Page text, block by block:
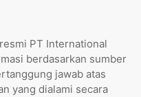
PT International
berdasarkan sumber
jawab atas
yang dialami secara